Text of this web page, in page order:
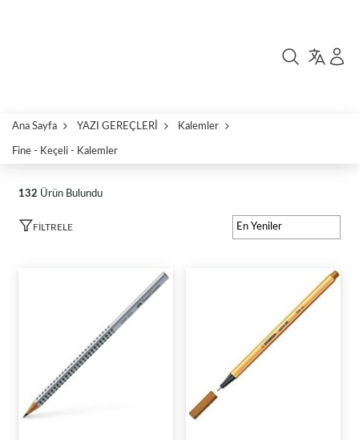
Ana Sayfa YAZI GEREÇLERİ Kalemler
Fine - Keçeli - Kalemler
132 Ürün Bulundu
FILTRELE